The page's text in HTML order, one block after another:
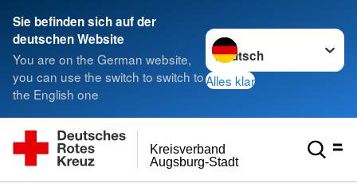
Sie befinden sich auf der
deutschen Website
You are on the German website,
you can use the switch to switch to
the English one
Sprache wechseln zu
Alles klar
Augsburg-Stadt
Kreisverband